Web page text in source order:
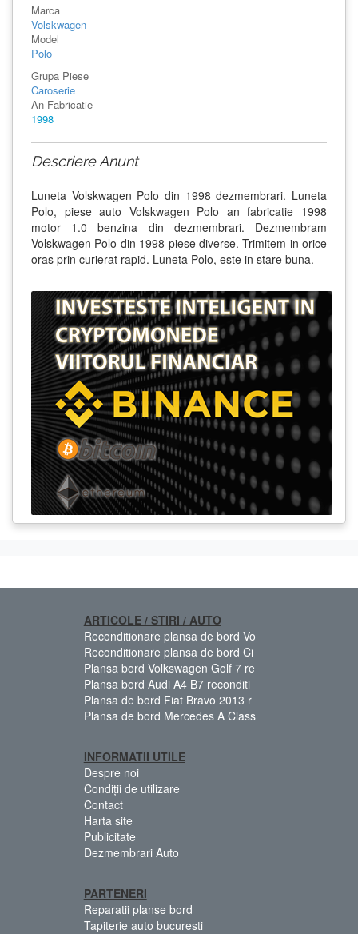
Marca
Volskwagen
Model
Polo
Grupa Piese
Caroserie
An Fabricatie
1998
Descriere Anunt
Luneta Volskwagen Polo din 1998 dezmembrari. Luneta
Polo, piese auto Volskwagen Polo an fabricatie 1998
motor 1.0 benzina din dezmembrari. Dezmembram
Volskwagen Polo din 1998 piese diverse. Trimitem in orice
oras prin curierat rapid. Luneta Polo, este in stare buna.
ARTICOLE / STIRI / AUTO
Reconditionare plansa de bord Vo
Reconditionare plansa de bord Ci
Plansa bord Volkswagen Golf 7 re
Plansa bord Audi A4 B7 reconditi
Plansa de bord Fiat Bravo 2013 r
Plansa de bord Mercedes A Class
INFORMATII UTILE
Despre noi
Condiții de utilizare
Contact
Harta site
Publicitate
Dezmembrari Auto
PARTENERI
Reparatii planse bord
Tapiterie auto bucuresti